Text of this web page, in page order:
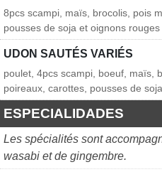
8pcs scampi, maïs, brocolis, pois
pousses de soja et oignons rouges
UDON SAUTÉS VARIÉS
poulet, 4pcs scampi, boeuf, maïs,
poireaux, carottes, pousses de
ESPECIALIDADES
Les spécialités sont
wasabi et de gingembre.